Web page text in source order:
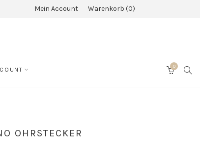
Mein Account Warenkorb 0
0
OHRSTECKER